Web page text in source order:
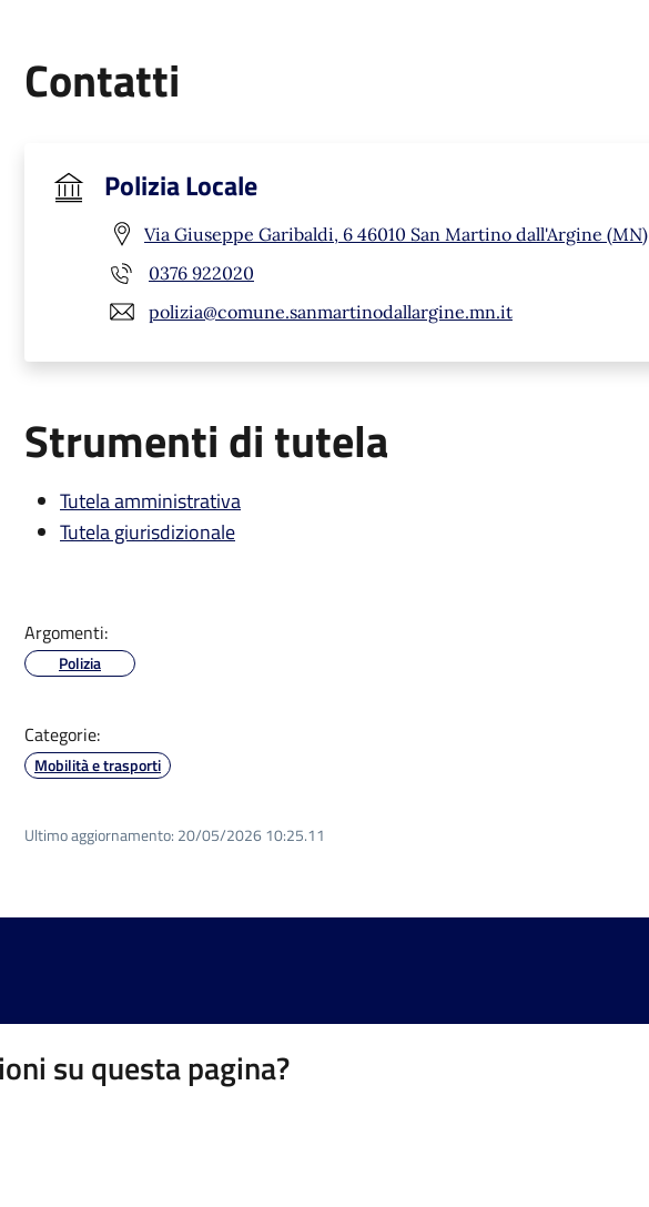
Contatti
Polizia Locale
Via Giuseppe Garibaldi, 6 46010 San Martino dall'Argine (MN)
0376 922020
polizia@comune.sanmartinodallargine.mn.it
Strumenti di tutela
Tutela amministrativa
Tutela giurisdizionale
Argomenti:
Polizia
Categorie:
Mobilità e trasporti
Ultimo aggiornamento: 20/05/2026 10:25.11
su questa pagina?